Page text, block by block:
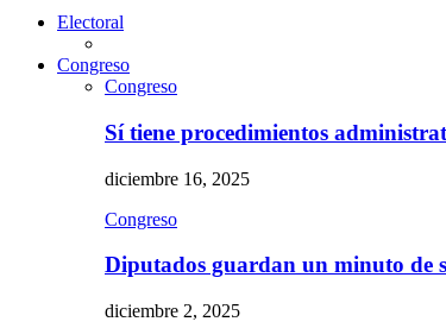
Electoral
Congreso
Congreso
Sí tiene procedimientos
diciembre 16, 2025
Congreso
Diputados guardan un minuto de
diciembre 2, 2025